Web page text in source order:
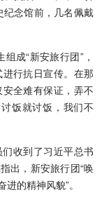
念馆前，几名佩戴
成“新安旅行团”，
行抗日宣传。在那
全难有保证，弄不
饭就讨饭，我们不
收到了习近平总书
出，新安旅行团“唤
的精神风貌”。